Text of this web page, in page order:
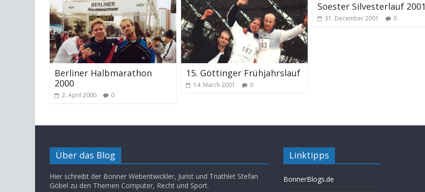
Berliner Halbmarathon
2000
2. April 2000 0
15. Göttinger Frühjahrslauf
14. March 2001 0
Soester Silvesterlauf 2001
31. December 2001 0
Über das Blog
Hier schreibt der Bonner Webentwickler, Jurist und Triathlet Stefan
Göbel zu den Themen Computer, Recht und Sport.
Linktipps
BonnerBlogs.de